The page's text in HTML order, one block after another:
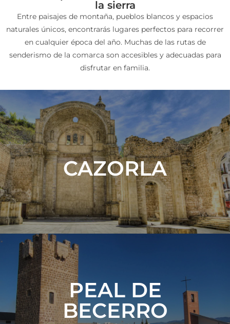
la sierra
Entre paisajes de montaña, pueblos blancos y espacios
naturales únicos, encontrarás lugares perfectos para recorrer
en cualquier época del año. Muchas de las rutas de
senderismo de la comarca son accesibles y adecuadas para
disfrutar en familia.
CAZORLA
VER MÁS
PEAL DE
BECERRO
VER MÁS